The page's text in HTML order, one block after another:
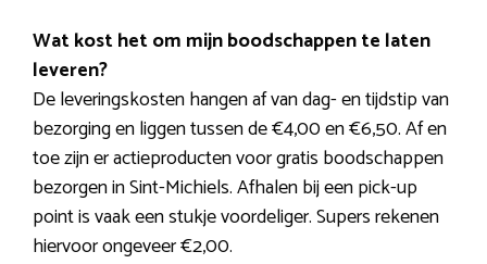
Wat kost het om mijn boodschappen te laten
leveren?
De leveringskosten hangen af van dag- en tijdstip van
bezorging en liggen tussen de €4,00 en €6,50. Af en
toe zijn er actieproducten voor gratis boodschappen
bezorgen in Sint-Michiels. Afhalen bij een pick-up
point is vaak een stukje voordeliger. Supers rekenen
hiervoor ongeveer €2,00.